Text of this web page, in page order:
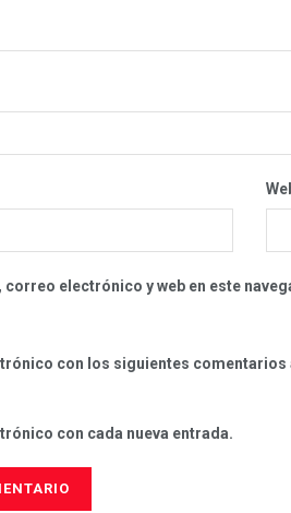
correo electrónico y web en este
con los siguientes comentarios
con cada nueva entrada.